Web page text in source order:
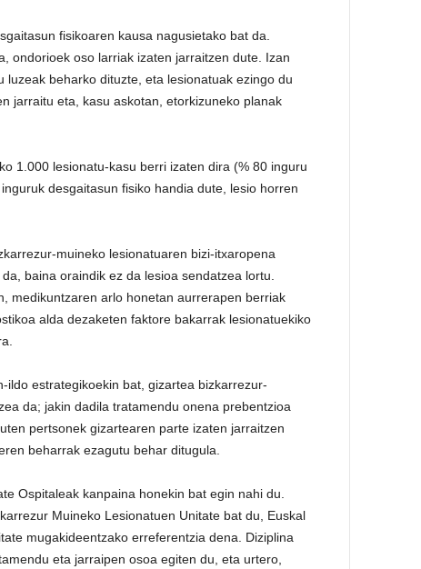
fisikoaren kausa nagusietako bat da.
ondorioek oso larriak izaten jarraitzen dute. Izan
beharko dituzte, eta lesionatuak ezingo du
jarraitu eta, kasu askotan, etorkizuneko planak
1.000 lesionatu-kasu berri izaten dira (% 80 inguru
desgaitasun fisiko handia dute, lesio horren
muineko lesionatuaren bizi-itxaropena
baina oraindik ez da lesioa sendatzea lortu.
medikuntzaren arlo honetan aurrerapen berriak
alda dezaketen faktore bakarrak lesionatuekiko
ildo estrategikoekin bat, gizartea bizkarrezur-
da; jakin dadila tratamendu onena prebentzioa
pertsonek gizartearen parte izaten jarraitzen
beharrak ezagutu behar ditugula.
Ospitaleak kanpaina honekin bat egin nahi du.
Muineko Lesionatuen Unitate bat du, Euskal
mugakideentzako erreferentzia dena. Diziplina
eta jarraipen osoa egiten du, eta urtero,